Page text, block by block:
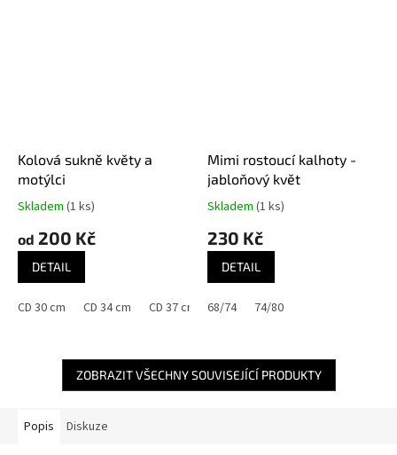
Kolová sukně květy a
motýlci
Skladem (1 ks)
od 200 Kč
DETAIL
CD 30 cm CD 34 cm CD 37 cm CD 42 cm CD 46 cm
Mimi rostoucí kalhoty -
jabloňový květ
Skladem (1 ks)
230 Kč
DETAIL
68/74 74/80
ZOBRAZIT VŠECHNY SOUVISEJÍCÍ PRODUKTY
Popis Diskuze